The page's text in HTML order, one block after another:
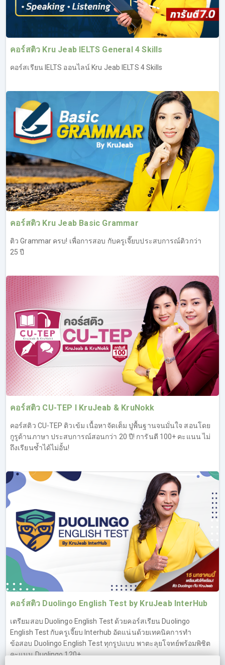
สามารถพิชิต Band ได้ตามเป้า (ทดลองเรียน IELTS ฟรี เรียน
IELTS Writing ที่ลิงค์นี้
https://opendurian.com/ielts_writing#productContent)
ภาพรวม และวิเคราะห์ข้อสอบ IELTS Writing รู้แนว
การเขียนระดับ Advanced
ไวยากรณ์ และศัพท์ที่จำเป็นในการเขียนเพื่ออัพคะแนนให้
สูงขึ้น
เทคนิคการเขียน สิ่งที่ควร และไม่ควรทำ
ตัวอย่างงานเขียนแต่ละแบบ พร้อมอธิบายให้เข้าใจ นำไป
ใช้ได้จริง
แบบแผนการเขียน และไอเดียในการเขียนงานให้ได้
คะแนนสูง
เจาะลึกทุกรูปแบบคำถามที่เจอในข้อสอบ IELTS Reading,
เทคนิคหาคำตอบให้ไว ไม่ต้องอ่านหมด, ตะลุยโจทย์ IELTS
Reading เหมือนจริง
เทคนิคเพียบ สำหรับติวสอบ IELTS Reading โดยเฉพาะ ผู้
เรียนจะได้รู้จักกับข้อสอบ IELTS Reading ทั้ง 2 Task และรู้
เทคนิคในการทำข้อสอบให้ทันเวลา ซึ่งเป็นอีกหนึ่งปัญหาที่พบ
บ่อยของคนทำข้อสอบ Reading ที่มักจะทำไม่ทัน ทำให้คะแนน
ไม่ถึงเกณฑ์ที่ตั้งเป้าไว้ โดยครูเจี๊ยบจะสอนให้ผู้เรียนสามารถ
ทำความเข้าใจได้อย่างง่ายดาย นอกจากเรื่องการทำข้อสอบ
ทันเวลา ก็ยังมีเทคนิคอื่นๆ อีกมากมาย เพื่อพิชิตข้อสอบโดย
เฉพาะ ที่ผ่านมาคนที่เรียน IELTS Reading ต่างยอมรับใน
เทคนิคครูเจี๊ยบว่าช่วยอัพคะแนนได้จริง และต่างชื่นชอบ
เทคนิค Reading ของครูเจี๊ยบกันมาก (ทดลองเรียน IELTS ฟรี
คอร์ส Reading ที่ลิงค์นี้
เทคนิคการทำข้อสอบ IELTS Reading
คำถามประเภท Questions & Answers
คำถามประเภท Fill in the blanks (Diagram, Table,
Information, Process)
คำถามประเภท True/False/Not Given และ Yes/No/Not
Given
คำถามประเภท Multiple Choices (1 answer, multiple
answers)
คำภามประเภท Matching (Headings/Titles, Information-
คำถามประเภท Summary Completion (มี choices, ไม่มี
choices)
IELTS Reading Passage 1
IELTS Reading Passage 2
คอร์สติว Kru Jeab IELTS General 4 Skills
คอร์สเรียน IELTS ออนไลน์ Kru Jeab IELTS 4 Skills
คอร์สติว Kru Jeab Basic Grammar
ติว Grammar ครบ! เพื่อการสอบ กับครูเจี๊ยบประสบการณ์ติวกว่า
25 ปี
คอร์สติว CU-TEP l KruJeab & KruNokk
คอร์สติว CU-TEP ติวเข้ม เนื้อหาจัดเต็ม ปูพื้นฐานจนมั่นใจ สอนโดย
กูรูด้านภาษา ประสบการณ์สอนกว่า 20 ปี! การันตี 100+ คะแนน ไม่
ถึงเรียนซ้ำได้ไม่อั้น!
คอร์สติว Duolingo English Test by KruJeab InterHub
เตรียมสอบ Duolingo English Test ด้วยคอร์สเรียน Duolingo
English Test กับครูเจี๊ยบ Interhub อัดแน่นด้วยเทคนิคการทำ
ข้อสอบ Duolingo English Test ทุกรูปแบบ พาตะลุยโจทย์พร้อมพิชิต
คะแนน Duolingo 120+